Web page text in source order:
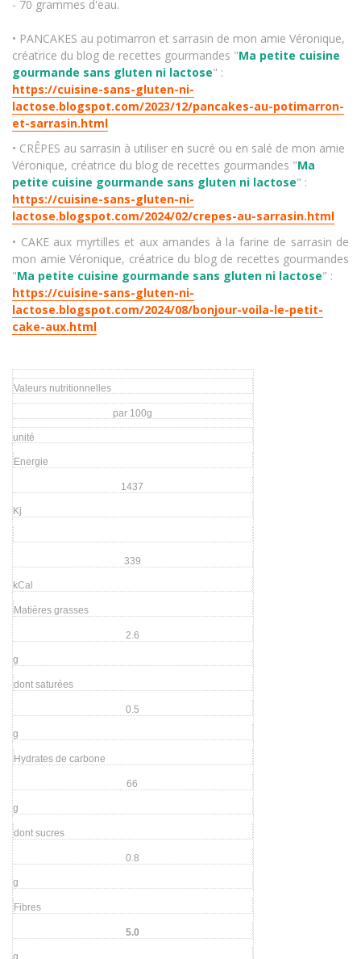
- 70 grammes d'eau.
• PANCAKES au potimarron et sarrasin de mon amie Véronique,
créatrice du blog de recettes gourmandes "Ma petite cuisine
gourmande sans gluten ni lactose" :
https://cuisine-sans-gluten-ni-
lactose.blogspot.com/2023/12/pancakes-au-potimarron-
et-sarrasin.html
• CRÊPES au sarrasin à utiliser en sucré ou en salé de mon amie
Véronique, créatrice du blog de recettes gourmandes "Ma
petite cuisine gourmande sans gluten ni lactose" :
https://cuisine-sans-gluten-ni-
lactose.blogspot.com/2024/02/crepes-au-sarrasin.html
• CAKE aux myrtilles et aux amandes à la farine de sarrasin de
mon amie Véronique, créatrice du blog de recettes gourmandes
"Ma petite cuisine gourmande sans gluten ni lactose" :
https://cuisine-sans-gluten-ni-
lactose.blogspot.com/2024/08/bonjour-voila-le-petit-
cake-aux.html
Valeurs nutritionnelles
par 100g
unité
Energie
1437
Kj
339
kCal
Matières grasses
2.6
g
dont saturées
0.5
g
Hydrates de carbone
66
g
dont sucres
0.8
g
Fibres
5.0
g